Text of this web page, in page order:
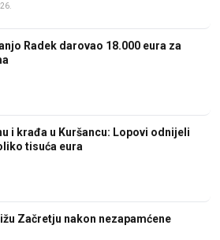
Radek darovao 18.000 eura za
i krađa u Kuršancu: Lopovi odnijeli
tisuća eura
Začretju nakon nezapamćene